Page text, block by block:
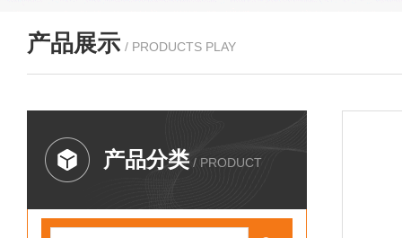
产品展示 / PRODUCTS PLAY
产品分类 / PRODUCT